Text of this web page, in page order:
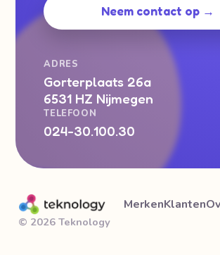
Neem contact op →
ADRES
Gorterplaats 26a
6531 HZ Nijmegen
TELEFOON
024-30.100.30
MerkenKlanten
© 2026 Teknology